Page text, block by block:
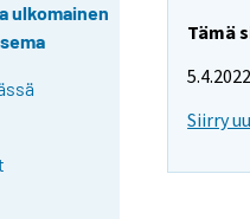
ulkomainen
Tämä
Siirry